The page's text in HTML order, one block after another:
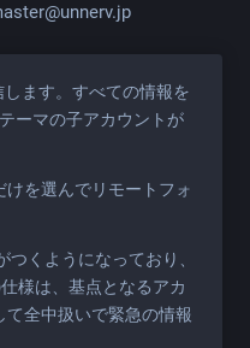
ます。すべての情報を
ーマの子アカウントが
を選んでリモートフォ
くようになっており、
様は、基点となるアカ
全中扱いで緊急の情報